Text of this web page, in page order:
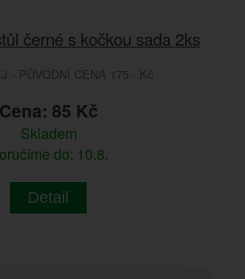
černé s kočkou sada 2ks
- PŮVODNÍ CENA 175.- Kč
Cena: 85 Kč
Skladem
do: 10.8.
Detail